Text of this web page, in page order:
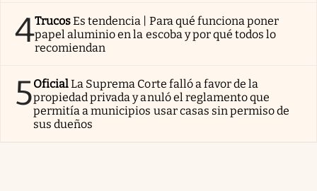
4TrucosEs tendencia | Para qué funciona poner
papel aluminio en la escoba y por qué todos lo
recomiendan
5OficialLa Suprema Corte falló a favor de la
propiedad privada y anuló el reglamento que
permitía a municipios usar casas sin permiso de
sus dueños